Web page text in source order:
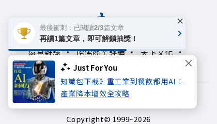
Just For You
知識包下載》重工業到餐飲都用AI！
產業降本增效全攻略
遠見雜誌 哈佛商業評論
天下文化
未來親子學習平台
50+ 領導影響力學院
著作權聲明
隱私權政策
Copyright© 1999~2026
最後衝刺：已閱讀2/3篇文章
再讀1篇文章，即可解鎖抽獎！
×